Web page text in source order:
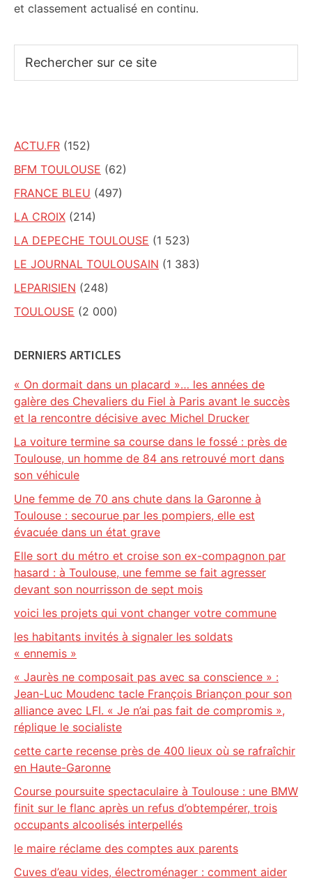
et classement actualisé en continu.
sur
ACTU.FR (152)
BFM TOULOUSE (62)
FRANCE BLEU (497)
LA CROIX (214)
LA DEPECHE TOULOUSE (1 523)
LE JOURNAL TOULOUSAIN (1 383)
LEPARISIEN (248)
TOULOUSE (2 000)
DERNIERS ARTICLES
« On dormait dans un placard »… les années de
galère des Chevaliers du Fiel à Paris avant le succès
et la rencontre décisive avec Michel Drucker
La voiture termine sa course dans le fossé : près de
Toulouse, un homme de 84 ans retrouvé mort dans
son véhicule
Une femme de 70 ans chute dans la Garonne à
Toulouse : secourue par les pompiers, elle est
évacuée dans un état grave
Elle sort du métro et croise son ex-compagnon par
hasard : à Toulouse, une femme se fait agresser
devant son nourrisson de sept mois
voici les projets qui vont changer votre commune
les habitants invités à signaler les soldats
« ennemis »
« Jaurès ne composait pas avec sa conscience » :
Jean-Luc Moudenc tacle François Briançon pour son
alliance avec LFI. « Je n’ai pas fait de compromis »,
réplique le socialiste
cette carte recense près de 400 lieux où se rafraîchir
en Haute-Garonne
Course poursuite spectaculaire à Toulouse : une BMW
finit sur le flanc après un refus d’obtempérer, trois
occupants alcoolisés interpellés
le maire réclame des comptes aux parents
Cuves d’eau vides, électroménager : comment aider